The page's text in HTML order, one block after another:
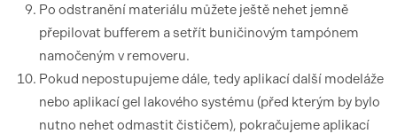
Po odstranění materiálu můžete ještě nehet jemně
přepilovat bufferem a setřít buničinovým tampónem
namočeným v removeru.
Pokud nepostupujeme dále, tedy aplikací další modeláže
nebo aplikací gel lakového systému (před kterým by bylo
nutno nehet odmastit čističem), pokračujeme aplikací